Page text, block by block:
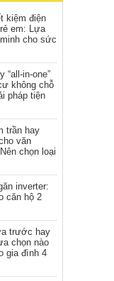
kiệm điện
em: Lựa
cho sức
“all-in-one”
không chỗ
pháp tiện
trần hay
văn
chọn loại
inverter:
căn hộ 2
trước hay
chọn nào
gia đình 4